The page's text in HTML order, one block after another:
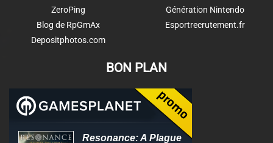
ZeroPing
Blog de RpGmAx
Depositphotos.com
Génération Nintendo
Esportrecrutement.fr
BON PLAN